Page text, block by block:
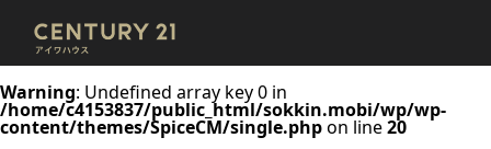
Warning: Undefined array key 0 in
/home/c4153837/public_html/sokkin.mobi/wp/wp-
content/themes/SpiceCM/single.phpon line20